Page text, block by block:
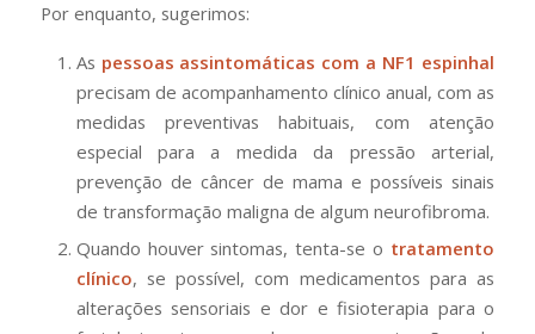
Por enquanto, sugerimos:
As pessoas assintomáticas com a NF1 espinhal
precisam de acompanhamento clínico anual, com as
medidas preventivas habituais, com atenção
especial para a medida da pressão arterial,
prevenção de câncer de mama e possíveis sinais
de transformação maligna de algum neurofibroma.
Quando houver sintomas, tenta-se o tratamento
clínico, se possível, com medicamentos para as
alterações sensoriais e dor e fisioterapia para o